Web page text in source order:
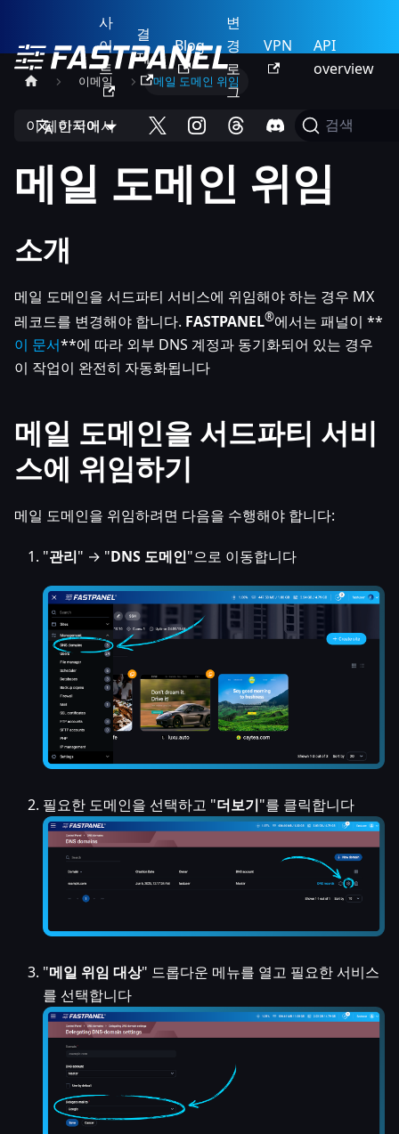
사
이
트
결
제
Blog
변
경
로
그
VPN
API
overview
한국어 검색
이메일 메일 도메인 위임
이 페이지에서
메일 도메인 위임
소개
메일 도메인을 서드파티 서비스에 위임해야 하는 경우 MX
레코드를 변경해야 합니다. FASTPANEL®에서는 패널이 **
이 문서**에 따라 외부 DNS 계정과 동기화되어 있는 경우
이 작업이 완전히 자동화됩니다
메일 도메인을 서드파티 서비
스에 위임하기
메일 도메인을 위임하려면 다음을 수행해야 합니다:
"관리" → "DNS 도메인"으로 이동합니다
필요한 도메인을 선택하고 "더보기"를 클릭합니다
"메일 위임 대상" 드롭다운 메뉴를 열고 필요한 서비스
를 선택합니다